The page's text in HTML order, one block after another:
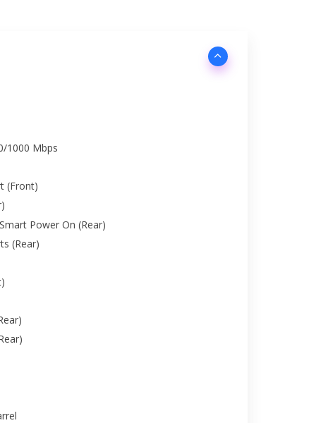
1000 Mbps
(Front)
Power On (Rear)
(Rear)